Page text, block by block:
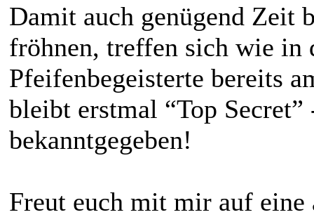
Damit auch genügend Zeit
fröhnen, treffen sich wie in
Pfeifenbegeisterte bereits
bleibt erstmal “Top
bekanntgegeben!
Freut euch mit mir auf eine